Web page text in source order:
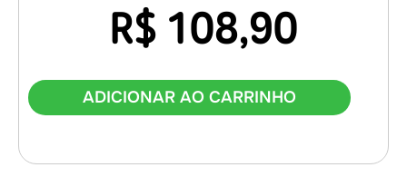
R$ 108,90
ADICIONAR AO CARRINHO